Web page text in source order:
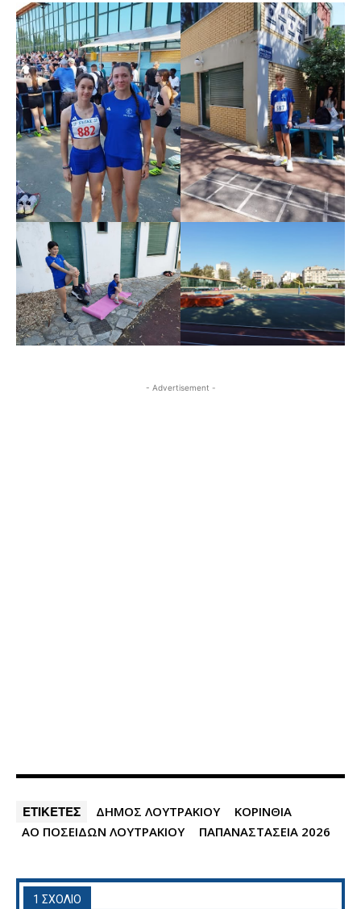
- Advertisement -
ΕΤΙΚΕΤΕΣ ΔΗΜΟΣ ΛΟΥΤΡΑΚΙΟΥ
ΚΟΡΙΝΘΙΑ
ΑΟ ΠΟΣΕΙΔΩΝ ΛΟΥΤΡΑΚΙΟΥ
ΠΑΠΑΝΑΣΤΑΣΕΙΑ 2026
1 ΣΧΟΛΙΟ